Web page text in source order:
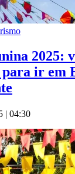
2025:
ir em
| 04:30